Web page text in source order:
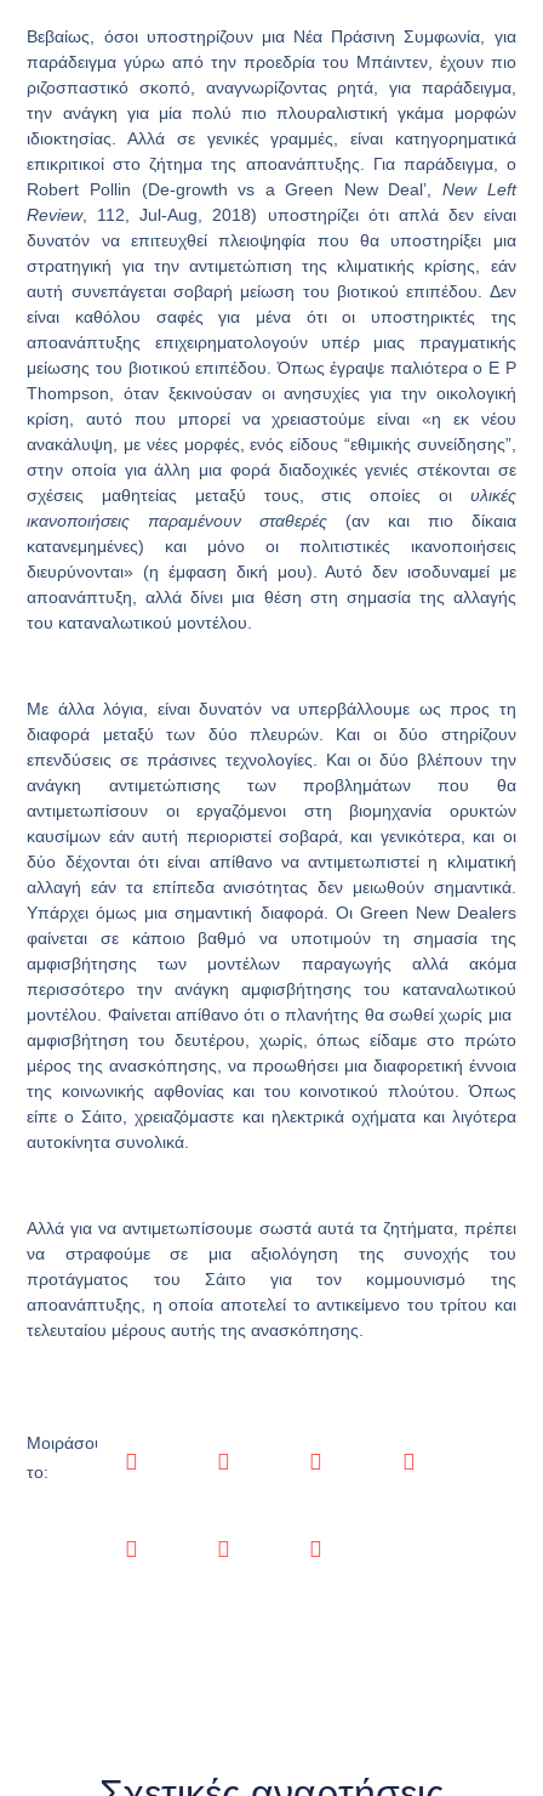
Βεβαίως, όσοι υποστηρίζουν μια Νέα Πράσινη Συμφωνία, για
παράδειγμα γύρω από την προεδρία του Μπάιντεν, έχουν πιο
ριζοσπαστικό σκοπό, αναγνωρίζοντας ρητά, για παράδειγμα,
την ανάγκη για μία πολύ πιο πλουραλιστική γκάμα μορφών
ιδιοκτησίας. Αλλά σε γενικές γραμμές, είναι κατηγορηματικά
επικριτικοί στο ζήτημα της αποανάπτυξης. Για παράδειγμα, ο
Robert Pollin (De-growth vs a Green New Deal’,New Left
Review, 112, Jul-Aug, 2018) υποστηρίζει ότι απλά δεν είναι
δυνατόν να επιτευχθεί πλειοψηφία που θα υποστηρίξει μια
στρατηγική για την αντιμετώπιση της κλιματικής κρίσης, εάν
αυτή συνεπάγεται σοβαρή μείωση του βιοτικού επιπέδου. Δεν
είναι καθόλου σαφές για μένα ότι οι υποστηρικτές της
αποανάπτυξης επιχειρηματολογούν υπέρ μιας πραγματικής
μείωσης του βιοτικού επιπέδου. Όπως έγραψε παλιότερα ο E P
Thompson, όταν ξεκινούσαν οι ανησυχίες για την οικολογική
κρίση, αυτό που μπορεί να χρειαστούμε είναι «η εκ νέου
ανακάλυψη, με νέες μορφές, ενός είδους “εθιμικής συνείδησης”,
στην οποία για άλλη μια φορά διαδοχικές γενιές στέκονται σε
σχέσεις μαθητείας μεταξύ τους, στις οποίες οι υλικές
ικανοποιήσεις παραμένουν σταθερές (αν και πιο δίκαια
κατανεμημένες) και μόνο οι πολιτιστικές ικανοποιήσεις
διευρύνονται» (η έμφαση δική μου). Αυτό δεν ισοδυναμεί με
αποανάπτυξη, αλλά δίνει μια θέση στη σημασία της αλλαγής
του καταναλωτικού μοντέλου.
Με άλλα λόγια, είναι δυνατόν να υπερβάλλουμε ως προς τη
διαφορά μεταξύ των δύο πλευρών. Και οι δύο στηρίζουν
επενδύσεις σε πράσινες τεχνολογίες. Και οι δύο βλέπουν την
ανάγκη αντιμετώπισης των προβλημάτων που θα
αντιμετωπίσουν οι εργαζόμενοι στη βιομηχανία ορυκτών
καυσίμων εάν αυτή περιοριστεί σοβαρά, και γενικότερα, και οι
δύο δέχονται ότι είναι απίθανο να αντιμετωπιστεί η κλιματική
αλλαγή εάν τα επίπεδα ανισότητας δεν μειωθούν σημαντικά.
Υπάρχει όμως μια σημαντική διαφορά. Οι Green New Dealers
φαίνεται σε κάποιο βαθμό να υποτιμούν τη σημασία της
αμφισβήτησης των μοντέλων παραγωγής αλλά ακόμα
περισσότερο την ανάγκη αμφισβήτησης του καταναλωτικού
μοντέλου. Φαίνεται απίθανο ότι ο πλανήτης θα σωθεί χωρίς μια
αμφισβήτηση του δευτέρου, χωρίς, όπως είδαμε στο πρώτο
μέρος της ανασκόπησης, να προωθήσει μια διαφορετική έννοια
της κοινωνικής αφθονίας και του κοινοτικού πλούτου. Όπως
είπε ο Σάιτο, χρειαζόμαστε και ηλεκτρικά οχήματα και λιγότερα
αυτοκίνητα συνολικά.
Αλλά για να αντιμετωπίσουμε σωστά αυτά τα ζητήματα, πρέπει
να στραφούμε σε μια αξιολόγηση της συνοχής του
προτάγματος του Σάιτο για τον κομμουνισμό της
αποανάπτυξης, η οποία αποτελεί το αντικείμενο του τρίτου και
τελευταίου μέρους αυτής της ανασκόπησης.
Μοιράσου
το: